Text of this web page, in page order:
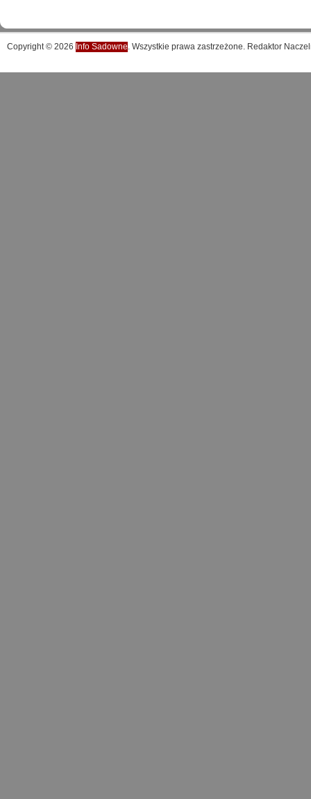
Copyright © 2026 Info Sadowne. Wszystkie prawa zastrzeżone. Redaktor